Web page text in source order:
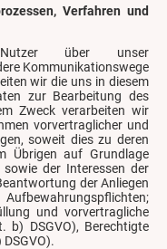
Verfahren und
über unser
Kommunikationswege
wir die uns in diesem
zur Bearbeitung des
Zweck verarbeiten wir
vorvertraglicher und
soweit dies zu deren
Übrigen auf Grundlage
der Interessen der
der Anliegen
und vorvertragliche
DSGVO), Berechtigte